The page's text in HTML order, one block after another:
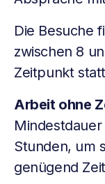
Die Besuche
zwischen 8
Zeitpunkt
Arbeit ohne
Stunden, um
genügend